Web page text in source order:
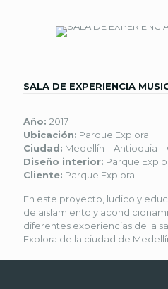
SALA DE EXPERIENCIA
Año: 2017
Ubicación: Parque Explora
Ciudad: Medellín – Antioquia
Diseño interior: Parque
Cliente: Parque Explora
En este proyecto, ludico y
de aislamiento y
diferentes experiencias de la
Explora de la ciudad de